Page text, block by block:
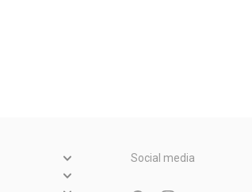
Social media